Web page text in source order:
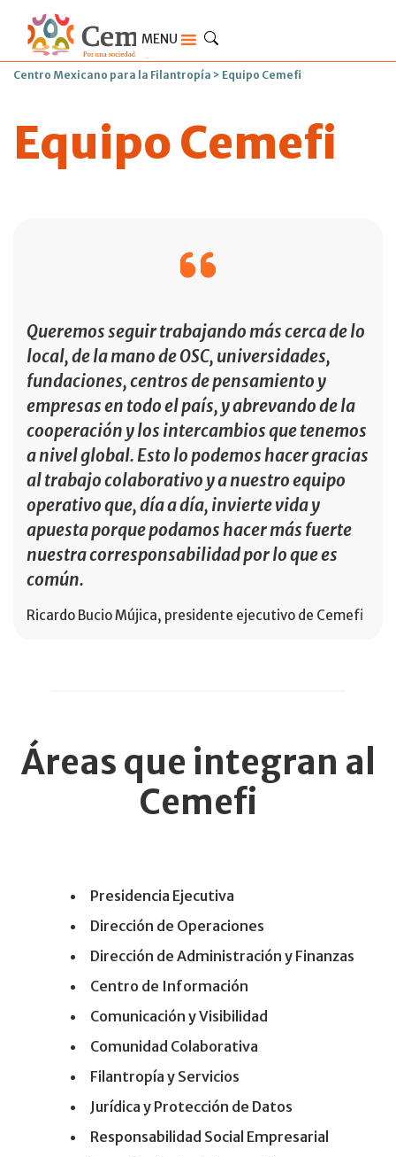
MENU
Centro Mexicano para la Filantropía > Equipo Cemefi
Equipo Cemefi
Queremos seguir trabajando más cerca de lo
local, de la mano de OSC, universidades,
fundaciones, centros de pensamiento y
empresas en todo el país, y abrevando de la
cooperación y los intercambios que tenemos
a nivel global. Esto lo podemos hacer gracias
al trabajo colaborativo y a nuestro equipo
operativo que, día a día, invierte vida y
apuesta porque podamos hacer más fuerte
nuestra corresponsabilidad por lo que es
común.
Ricardo Bucio Mújica, presidente ejecutivo de Cemefi
Áreas que integran al
Cemefi
Presidencia Ejecutiva
Dirección de Operaciones
Dirección de Administración y Finanzas
Centro de Información
Comunicación y Visibilidad
Comunidad Colaborativa
Filantropía y Servicios
Jurídica y Protección de Datos
Responsabilidad Social Empresarial